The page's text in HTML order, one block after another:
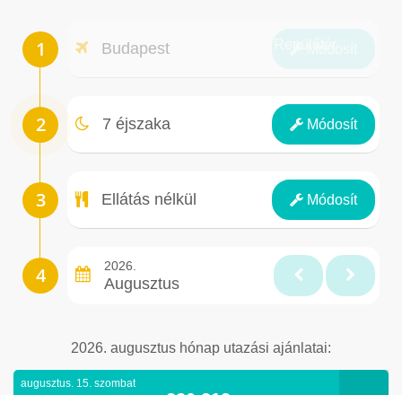
Budapest
7 éjszaka Módosít
Éjszakák
Ellátás nélkül Módosít
Ellátás
2026.
Augusztus
2026. augusztus hónap utazási ajánlatai:
augusztus. 15. szombat